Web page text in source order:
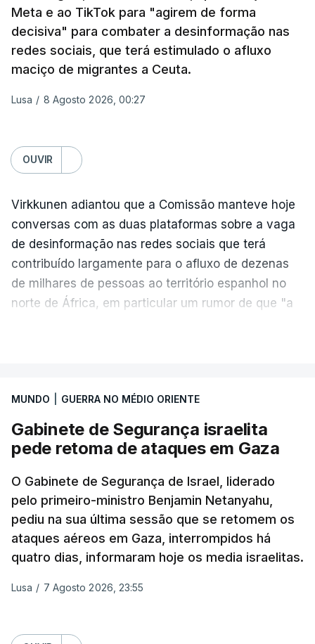
Os primeiros ataques, ocorridos na noite de 17 para
18 de julho, fizeram oito mortos e quase 90 feridos
em instalações nas regiões de Moscovo e Tambov
(centro-oeste).
Desde então, ataques de drones ucranianos
(noroeste), Simferopol (na Crimeia), Krasnodar e
Volgogrado (sul) e também Samara (na margem
Mais de quatro anos após o início da ofensiva
russa em larga escala contra a Ucrânia, a
diplomacia está estagnada e ambos os países
intensificam os ataques de longo alcance,
provocando um número crescente de vítimas civis.
Meta e ao TikTok para "agirem de forma
decisiva" para combater a desinformação nas
redes sociais, que terá estimulado o afluxo
maciço de migrantes a Ceuta.
Lusa / 8 Agosto 2026, 00:27
OUVIR
Virkkunen adiantou que a Comissão manteve hoje
conversas com as duas plataformas sobre a vaga
de desinformação nas redes sociais que terá
contribuído largamente para o afluxo de dezenas
de milhares de pessoas ao território espanhol no
norte de África, em particular um rumor de que "a
especialmente em situações de crise", afirmou
tecnológica, segurança e democracia.
cooperação com os verificadores de factos deve
ser consolidada", acrescentou a comissária,
adiantando que a União Europeia irá fazer um
acompanhamento da situação na segunda-feira.
Cerca de 72.000 pessoas entraram na cidade
já voltaram a Marrocos, segundo dados
MUNDO GUERRA NO MÉDIO ORIENTE
Gabinete de Segurança israelita
pede retoma de ataques em Gaza
O Gabinete de Segurança de Israel, liderado
pelo primeiro-ministro Benjamin Netanyahu,
pediu na sua última sessão que se retomem os
ataques aéreos em Gaza, interrompidos há
quatro dias, informaram hoje os media israelitas.
Lusa / 7 Agosto 2026, 23:55